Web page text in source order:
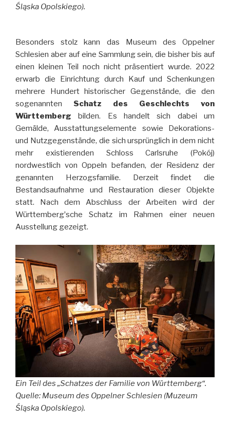
Śląska Opolskiego).
Besonders stolz kann das Museum des Oppelner
Schlesien aber auf eine Sammlung sein, die bisher bis auf
einen kleinen Teil noch nicht präsentiert wurde. 2022
erwarb die Einrichtung durch Kauf und Schenkungen
mehrere Hundert historischer Gegenstände, die den
sogenannten Schatz des Geschlechts von
Württemberg bilden. Es handelt sich dabei um
Gemälde, Ausstattungselemente sowie Dekorations-
und Nutzgegenstände, die sich ursprünglich in dem nicht
mehr existierenden Schloss Carlsruhe (Pokój)
nordwestlich von Oppeln befanden, der Residenz der
genannten Herzogsfamilie. Derzeit findet die
Bestandsaufnahme und Restauration dieser Objekte
statt. Nach dem Abschluss der Arbeiten wird der
Württembergʼsche Schatz im Rahmen einer neuen
Ausstellung gezeigt.
Ein Teil des „Schatzes der Familie von Württemberg“.
Quelle: Museum des Oppelner Schlesien (Muzeum
Śląska Opolskiego).